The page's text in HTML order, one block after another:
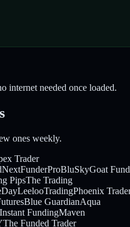
internet needed once loaded.
ones weekly.
Trader
FunderProBluSkyGoat
PipsThe Trading
LeelooTradingPhoenix
Blue GuardianAqua
Instant FundingMaven
The Funded Trader